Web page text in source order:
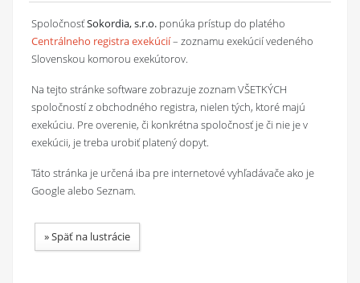
SpoločnosťSokordia, s.r.o. ponúka prístup do platého
Centrálneho registra exekúcií– zoznamu exekúcií vedeného
Slovenskou komorou exekútorov.
Na tejto stránke software zobrazuje zoznam VŠETKÝCH
spoločností z obchodného registra, nielen tých, ktoré majú
exekúciu. Pre overenie, či konkrétna spoločnosť je či nie je v
exekúcii, je treba urobiť platený dopyt.
Táto stránka je určená iba pre internetové vyhľadávače ako je
Google alebo Seznam.
»Späť na lustrácie